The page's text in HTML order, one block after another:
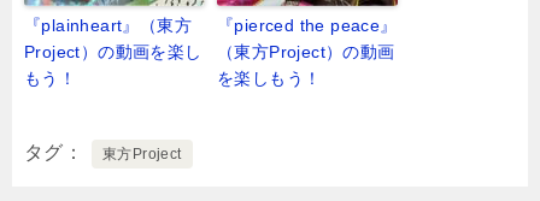
『plainheart』（東方
Project）の動画を楽し
もう！
『pierced the peace』
（東方Project）の動画
を楽しもう！
タグ 東方Project